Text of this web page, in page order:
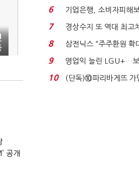
공개
'초접전'…대통령 ...
6
기업은행, 소비자피해
이스피싱 공시 ...
7
경상수지 또 역대 최
억달러에 '3% 성...
8
삼전닉스 “주주환원
로이터에 성명...
9
영업익 늘린 LGU+…
업 드라이브'...
10
(단독)⑩파리바게뜨